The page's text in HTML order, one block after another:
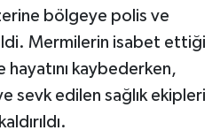
bölgeye polis ve
Mermilerin isabet ettiği
hayatını kaybederken,
sevk edilen sağlık ekipleri